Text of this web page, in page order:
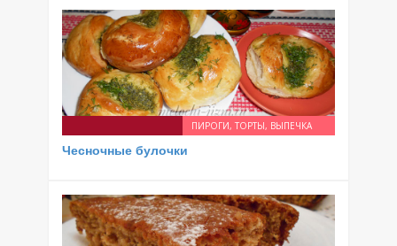
ПИРОГИ, ТОРТЫ, ВЫПЕЧКА
Чесночные булочки